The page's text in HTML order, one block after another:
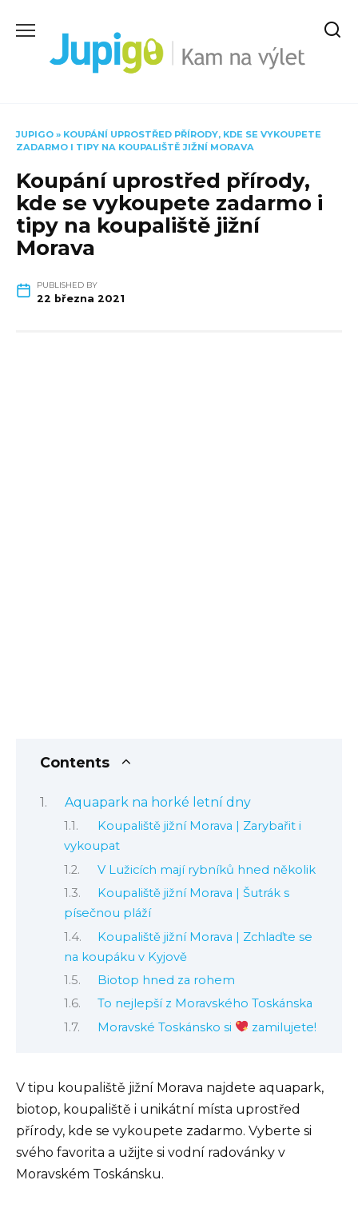
JUPIGO » KOUPÁNÍ UPROSTŘED PŘÍRODY, KDE SE VYKOUPETE
ZADARMO I TIPY NA KOUPALIŠTĚ JIŽNÍ MORAVA
Koupání uprostřed přírody,
kde se vykoupete zadarmo i
tipy na koupaliště jižní
Morava
PUBLISHED BY
22 března 2021
Contents
Aquapark na horké letní dny
Koupaliště jižní Morava | Zarybařit i
vykoupat
V Lužicích mají rybníků hned několik
Koupaliště jižní Morava | Šutrák s
písečnou pláží
Koupaliště jižní Morava | Zchlaďte se
na koupáku v Kyjově
Biotop hned za rohem
To nejlepší z Moravského Toskánska
Moravské Toskánsko si
zamilujete!
V tipu koupaliště jižní Morava najdete aquapark,
biotop, koupaliště i unikátní místa uprostřed
přírody, kde se vykoupete zadarmo. Vyberte si
svého favorita a užijte si vodní radovánky v
Moravském Toskánsku.